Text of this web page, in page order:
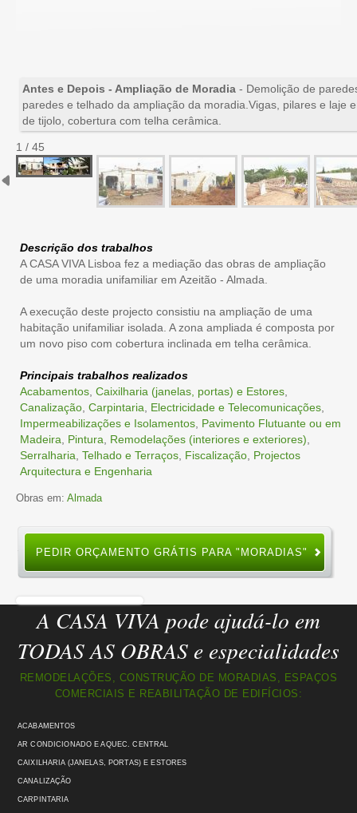
Antes e Depois - Ampliação de Moradia - Demolição de
paredes e telhado da ampliação da moradia.Vigas, pilares e laje
de tijolo, cobertura com telha cerâmica.
1 / 45
Descrição dos trabalhos
A CASA VIVA Lisboa fez a mediação das obras de ampliação
de uma moradia unifamiliar em Azeitão - Almada.
A execução deste projecto consistiu na ampliação de uma
habitação unifamiliar isolada. A zona ampliada é composta por
um novo piso com cobertura inclinada em telha cerâmica.
Principais trabalhos realizados
Acabamentos Caixilharia (janelas, portas) e Estores
Canalização Carpintaria Electricidade e Telecomunicações
Impermeabilizações e Isolamentos Pavimento Flutuante ou em
Madeira
Pintura Remodelações (interiores e exteriores)
Serralharia Telhado e Terraços Fiscalização Projectos
Arquitectura e Engenharia
Obras em: Almada
PEDIR ORÇAMENTO GRÁTIS PARA "MORADIAS"
A CASA VIVA pode ajudá-lo em
TODAS AS OBRAS e especialidades
REMODELAÇÕES, CONSTRUÇÃO DE MORADIAS, ESPAÇOS
COMERCIAIS E REABILITAÇÃO DE EDIFÍCIOS:
ACABAMENTOS
AR CONDICIONADO E AQUEC. CENTRAL
CAIXILHARIA (JANELAS, PORTAS) E ESTORES
CANALIZAÇÃO
CARPINTARIA